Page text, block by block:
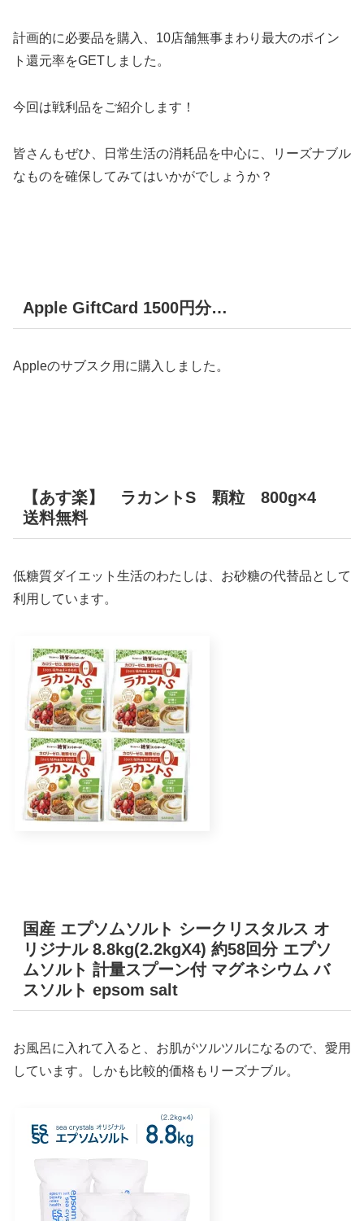
計画的に必要品を購入、10店舗無事まわり最大のポイン
ト還元率をGETしました。
今回は戦利品をご紹介します！
皆さんもぜひ、日常生活の消耗品を中心に、リーズナブル
なものを確保してみてはいかがでしょうか？
Apple GiftCard 1500円分…
Appleのサブスク用に購入しました。
【あす楽】 ラカントS 顆粒 800g×4
送料無料
低糖質ダイエット生活のわたしは、お砂糖の代替品として
利用しています。
国産 エプソムソルト シークリスタルス オ
リジナル 8.8kg(2.2kgX4) 約58回分 エプソ
ムソルト 計量スプーン付 マグネシウム バ
スソルト epsom salt
お風呂に入れて入ると、お肌がツルツルになるので、愛用
しています。しかも比較的価格もリーズナブル。